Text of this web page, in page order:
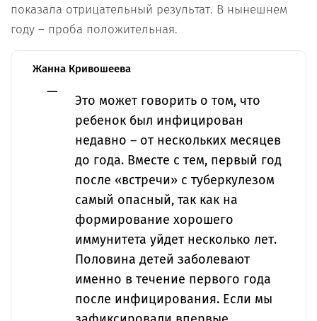
показала отрицательный результат. В нынешнем
году – проба положительная.
Жанна Кривошеева
Это может говорить о том, что
ребенок был инфицирован
недавно – от нескольких месяцев
до года. Вместе с тем, первый год
после «встречи» с туберкулезом
самый опасный, так как на
формирование хорошего
иммунитета уйдет несколько лет.
Половина детей заболевают
именно в течение первого года
после инфицирования. Если мы